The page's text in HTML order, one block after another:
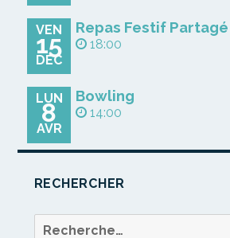
VEN
15
DÉC
Repas Festif Partagé
18:00
LUN
8
AVR
Bowling
14:00
RECHERCHER
Recherche